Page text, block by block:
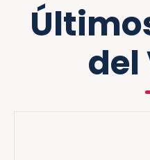
del